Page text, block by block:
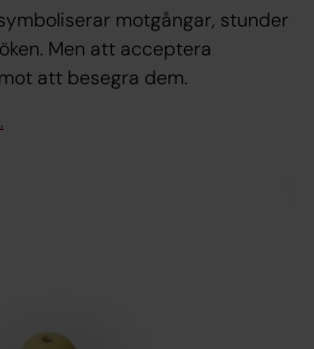
motgångar, stunder
Men att acceptera
att besegra dem.